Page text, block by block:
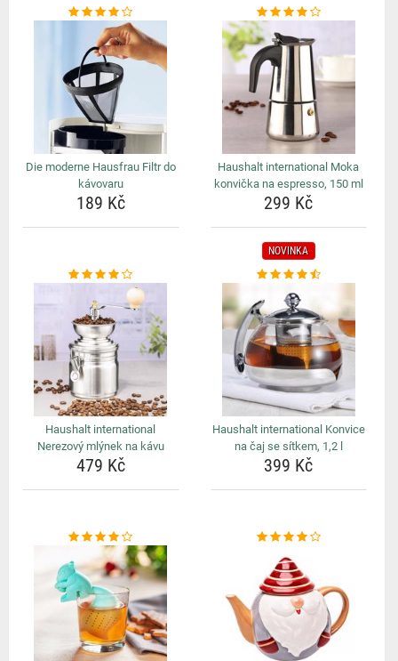
Die moderne Hausfrau Filtr do
kávovaru
189 Kč
Haushalt international Moka
konvička na espresso, 150 ml
299 Kč
Haushalt international
Nerezový mlýnek na kávu
479 Kč
NOVINKA
Haushalt international Konvice
na čaj se sítkem, 1,2 l
399 Kč